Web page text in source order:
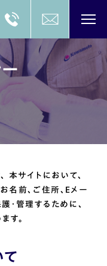
本サイトにおいて、
名前、ご住所、Eメー
・管理するために、
す。